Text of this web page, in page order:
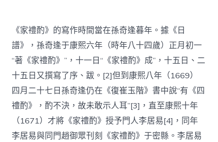
《家禮酌》的寫作時間當在孫奇逢暮年。據《日
譜》，孫奇逢于康熙六年（時年八十四歲）正月初一
“著《家禮酌》”，十一日“《家禮酌》成”，十五日、二
十五日又撰寫了序、跋。[2]但到康熙八年（1669）
四月二十七日孫奇逢仍在《復崔玉階》書中說“有《四
禮酌》，酌不決，故未敢示人耳”[3]，直至康熙十年
（1671）才將《家禮酌》授予門人李居易[4]，同年
李居易與同門趙御眾刊刻《家禮酌》于密縣。李居易